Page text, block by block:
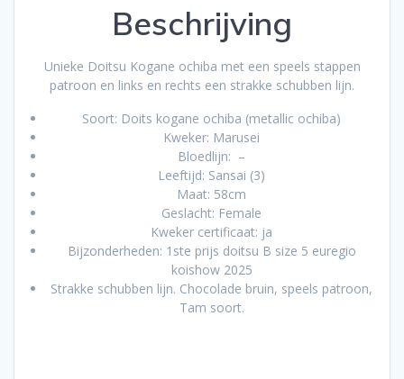
Beschrijving
Unieke Doitsu Kogane ochiba met een speels stappen
patroon en links en rechts een strakke schubben lijn.
Soort: Doits kogane ochiba (metallic ochiba)
Kweker: Marusei
Bloedlijn: –
Leeftijd: Sansai (3)
Maat: 58cm
Geslacht: Female
Kweker certificaat: ja
Bijzonderheden: 1ste prijs doitsu B size 5 euregio
koishow 2025
Strakke schubben lijn. Chocolade bruin, speels patroon,
Tam soort.